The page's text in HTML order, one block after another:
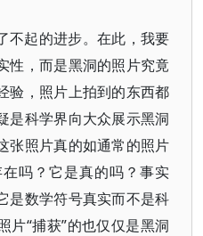
不起的进步。在此，我要
性，而是黑洞的照片究竟
验，照片上拍到的东西都
是科学界向大众展示黑洞
张照片真的如通常的照片
吗？它是真的吗？事实
是数学符号真实而不是科
片“捕获”的也仅仅是黑洞